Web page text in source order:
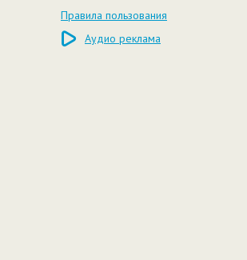
Правила пользования
Аудио реклама